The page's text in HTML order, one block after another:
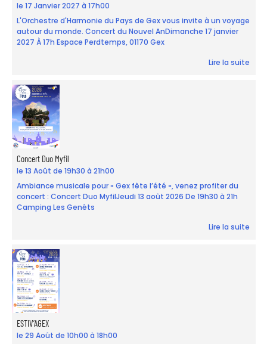
le 17 Janvier 2027 à 17h00
L'Orchestre d'Harmonie du Pays de Gex vous invite à un voyage
autour du monde. Concert du Nouvel AnDimanche 17 janvier
2027 À 17h Espace Perdtemps, 01170 Gex
Lire la suite
Concert Duo Myfil
le 13 Août de 19h30 à 21h00
Ambiance musicale pour « Gex fête l’été », venez profiter du
concert : Concert Duo MyfilJeudi 13 août 2026 De 19h30 à 21h
Camping Les Genêts
Lire la suite
ESTIV’AGEX
le 29 Août de 10h00 à 18h00